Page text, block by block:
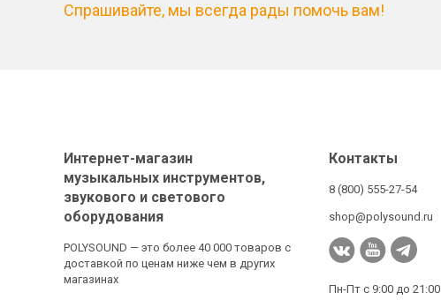
Спрашивайте, мы всегда рады помочь вам!
Интернет-магазин
музыкальных инструментов,
звукового и светового
оборудования
POLYSOUND — это более 40 000 товаров с
доставкой по ценам ниже чем в других
магазинах
Контакты
8 (800) 555-27-54
shop@polysound.ru
Пн-Пт с 9:00 до 21:00